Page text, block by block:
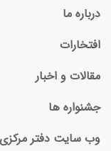
درباره ما
افتخارات
مقالات و اخبار
جشنواره ها
وب سایت دفتر